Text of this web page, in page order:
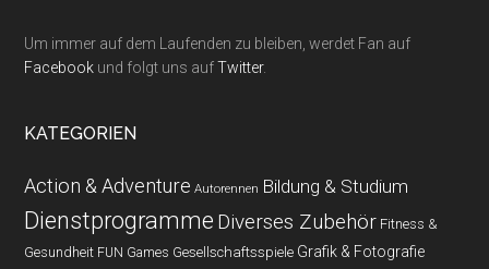
Um immer auf dem Laufenden zu bleiben, werdet Fan auf
Facebook und folgt uns aufTwitter.
KATEGORIEN
Action & Adventure Autorennen Bildung & Studium
Dienstprogramme Diverses Zubehör Fitness &
Gesundheit FUN Games Gesellschaftsspiele Grafik & Fotografie